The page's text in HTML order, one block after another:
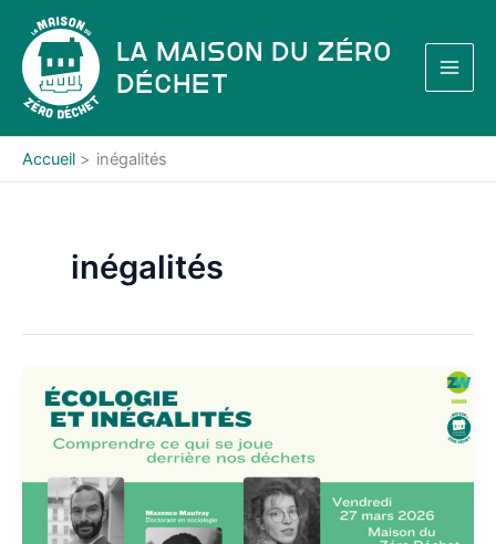
contenu
La Maison du Zéro
Déchet
Accueil inégalités
inégalités